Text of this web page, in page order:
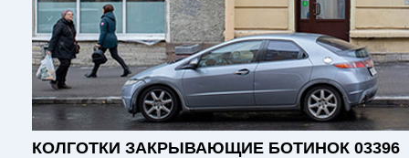
КОЛГОТКИ ЗАКРЫВАЮЩИЕ БОТИНОК 03396